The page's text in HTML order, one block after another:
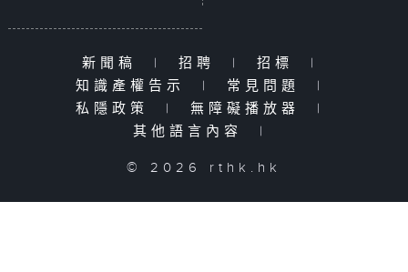
新聞稿 | 招聘 | 招標
|
知識產權告示
| 常見問題
|
私隱政策
| 無障礙播放器
|
其他語言內容
|
© 2026 rthk.hk